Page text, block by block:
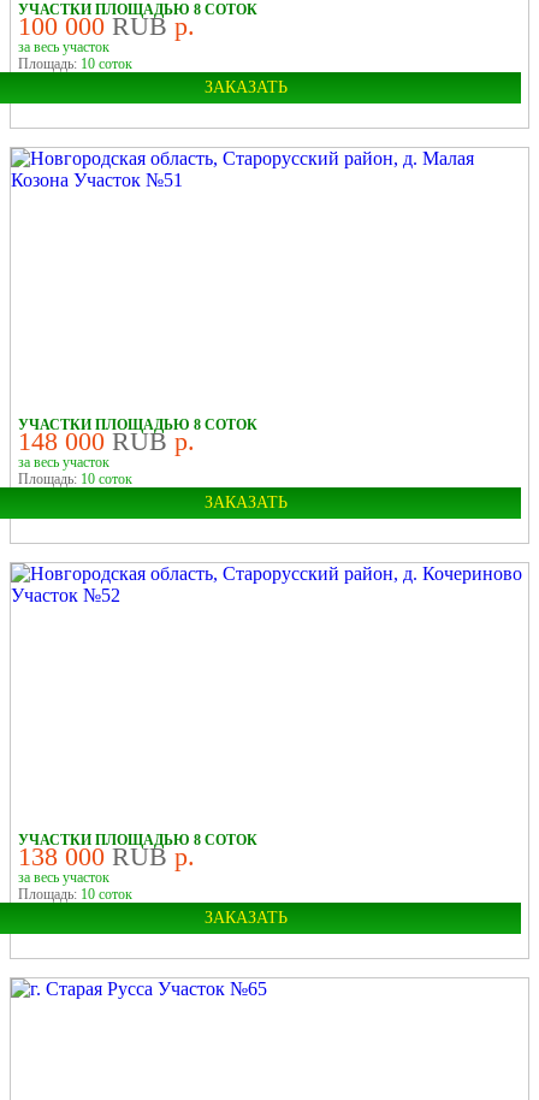
УЧАСТКИ ПЛОЩАДЬЮ 8 СОТОК
100 000 RUB р.
за весь участок
Площадь: 10 соток
ЗАКАЗАТЬ
Область:
Новгородская
Район:
УЧАСТКИ ПЛОЩАДЬЮ 8 СОТОК
148 000 RUB р.
за весь участок
Площадь: 10 соток
ЗАКАЗАТЬ
Область:
Новгородская
УЧАСТКИ ПЛОЩАДЬЮ 8 СОТОК
138 000 RUB р.
за весь участок
Площадь: 10 соток
ЗАКАЗАТЬ
Область: